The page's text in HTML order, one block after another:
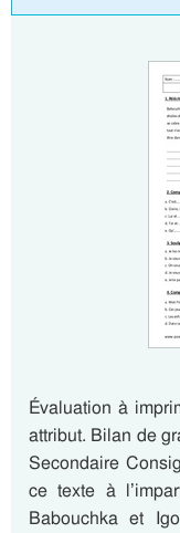
Évaluation à
attribut. Bilan de
Secondaire
ce texte à
Babouchka et